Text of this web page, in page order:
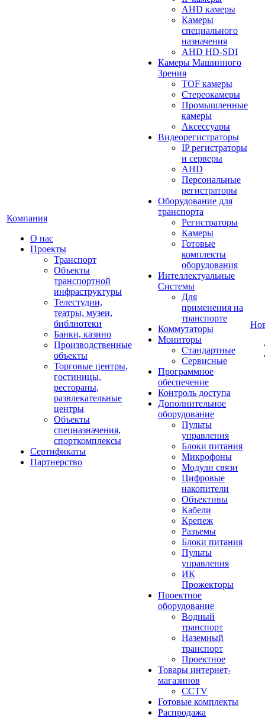
Компания
О нас
Проекты
Транспорт
Объекты
транспортной
инфраструктуры
Телестудии,
театры, музеи,
библиотеки
Банки, казино
Производственные
объекты
Торговые центры,
гостиницы,
рестораны,
развлекательные
центры
Объекты
спецназначения,
спорткомплексы
Сертификаты
Партнерство
AHD камеры
Камеры
специального
назначения
AHD HD-SDI
Камеры Машинного
Зрения
TOF камеры
Стереокамеры
Промышленные
камеры
Аксессуары
Видеорегистраторы
IP регистраторы
и серверы
AHD
Персональные
регистраторы
Оборудование для
транспорта
Регистраторы
Камеры
Готовые
комплекты
оборудования
Интеллектуальные
Системы
Для
применения на
транспорте
Коммутаторы
Мониторы
Стандартные
Сервисные
Программное
обеспечение
Контроль доступа
Дополнительное
оборудование
Пульты
управления
Блоки питания
Микрофоны
Модули связи
Цифровые
накопители
Объективы
Кабели
Крепеж
Разъемы
Блоки питания
Пульты
управления
ИК
Прожекторы
Проектное
оборудование
Водный
транспорт
Наземный
транспорт
Проектное
Товары интернет-
магазинов
CCTV
Готовые комплекты
Распродажа